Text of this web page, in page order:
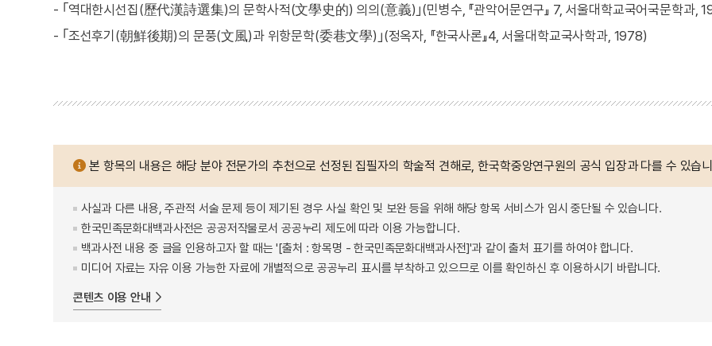
- ｢역대한시선집(歷代漢詩選集)의 문학사적(文學史的) 의의(意義)｣(민병수, 『관악어문연구』 7, 서울대학교국어국문학과,
- ｢조선후기(朝鮮後期)의 문풍(文風)과 위항문학(委巷文學)｣(정옥자, 『한국사론』4, 서울대학교국사학과, 1978)
본 항목의 내용은 해당 분야 전문가의 추천으로 선정된 집필자의 학술적 견해로, 한국학중앙연구원의 공식 입장과 다를 수 있습
사실과 다른 내용, 주관적 서술 문제 등이 제기된 경우 사실 확인 및 보완 등을 위해 해당 항목 서비스가 임시 중단될 수 있습니다.
한국민족문화대백과사전은 공공저작물로서 공공누리 제도에 따라 이용 가능합니다.
백과사전 내용 중 글을 인용하고자 할 때는 '[출처 : 항목명 - 한국민족문화대백과사전]'과 같이 출처 표기를 하여야 합니다.
미디어 자료는 자유 이용 가능한 자료에 개별적으로 공공누리 표시를 부착하고 있으므로 이를 확인하신 후 이용하시기 바랍니다.
콘텐츠 이용 안내